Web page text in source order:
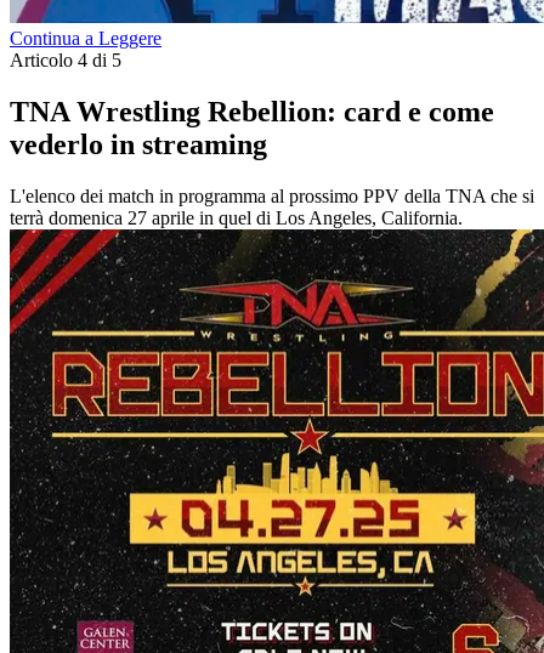
Continua a Leggere
Articolo 4 di 5
TNA Wrestling Rebellion: card e come
vederlo in streaming
L'elenco dei match in programma al prossimo PPV della TNA che si
terrà domenica 27 aprile in quel di Los Angeles, California.